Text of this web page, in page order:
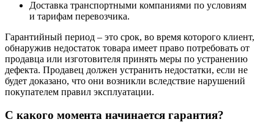
Доставка транспортными компаниями по условиям
и тарифам перевозчика.
Гарантийный период – это срок, во время которого клиент,
обнаружив недостаток товара имеет право потребовать от
продавца или изготовителя принять меры по устранению
дефекта. Продавец должен устранить недостатки, если не
будет доказано, что они возникли вследствие нарушений
покупателем правил эксплуатации.
С какого момента начинается гарантия?